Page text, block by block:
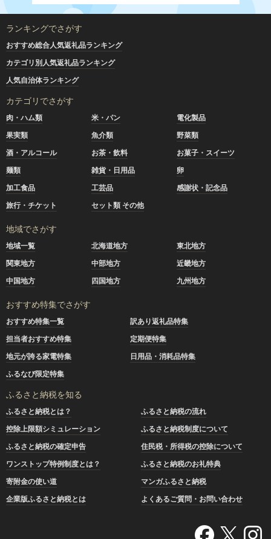
ランキングでさがす
おすすめ総合人気返礼品ランキング
カテゴリ別人気返礼品ランキング
人気自治体ランキング
カテゴリでさがす
肉・ハム類 米・パン
電化製品
果実類
魚介類
野菜類
酒・アルコール
お茶・飲料
お菓子・スイーツ
麺類
雑貨・日用品
卵
加工食品
工芸品
感謝状・記念品
旅行・チケット
セット類 その他
地域でさがす
地域一覧 北海道地方
東北地方
関東地方
中部地方
近畿地方
中国地方
四国地方 九州地方
おすすめ特集でさがす
おすすめ特集一覧
訳あり返礼品特集
担当者おすすめ特集
定期便特集
地元が誇る家電特集
日用品・消耗品特集
ふるなび限定特集
ふるさと納税を知る
ふるさと納税とは？
ふるさと納税の流れ
控除上限額シミュレーション
ふるさと納税制度について
ふるさと納税の確定申告
住民税・所得税の控除について
ワンストップ特例制度とは？
ふるさと納税のお礼特典
寄附金の使い道
マンガふるさと納税
企業版ふるさと納税とは
よくあるご質問・お問い合わせ